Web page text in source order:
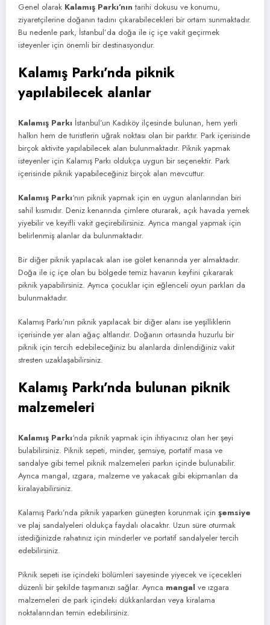
Genel olarak Kalamış Parkı’nın tarihi dokusu ve konumu,
ziyaretçilerine doğanın tadını çıkarabilecekleri bir ortam sunmaktadır.
Bu nedenle park, İstanbul’da doğa ile iç içe vakit geçirmek
isteyenler için önemli bir destinasyondur.
Kalamış Parkı’nda piknik
yapılabilecek alanlar
Kalamış Parkı İstanbul’un Kadıköy ilçesinde bulunan, hem yerli
halkın hem de turistlerin uğrak noktası olan bir parktır. Park içerisinde
birçok aktivite yapılabilecek alan bulunmaktadır. Piknik yapmak
isteyenler için Kalamış Parkı oldukça uygun bir seçenektir. Park
içerisinde piknik yapabileceğiniz birçok alan mevcuttur.
Kalamış Parkı‘nın piknik yapmak için en uygun alanlarından biri
sahil kısmıdır. Deniz kenarında çimlere oturarak, açık havada yemek
yiyebilir ve keyifli vakit geçirebilirsiniz. Ayrıca mangal yapmak için
belirlenmiş alanlar da bulunmaktadır.
Bir diğer piknik yapılacak alan ise gölet kenarında yer almaktadır.
Doğa ile iç içe olan bu bölgede temiz havanın keyfini çıkararak
piknik yapabilirsiniz. Ayrıca çocuklar için eğlenceli oyun parkları da
bulunmaktadır.
Kalamış Parkı’nın piknik yapılacak bir diğer alanı ise yeşilliklerin
içerisinde yer alan ağaç altlarıdır. Doğanın ortasında huzurlu bir
piknik için tercih edebileceğiniz bu alanlarda dinlendiğiniz vakit
stresten uzaklaşabilirsiniz.
Kalamış Parkı’nda bulunan piknik
malzemeleri
Kalamış Parkı‘nda piknik yapmak için ihtiyacınız olan her şeyi
bulabilirsiniz. Piknik sepeti, minder, şemsiye, portatif masa ve
sandalye gibi temel piknik malzemeleri parkın içinde bulunabilir.
Ayrıca mangal, ızgara, malzeme ve yakacak gibi ekipmanları da
kiralayabilirsiniz.
Kalamış Parkı’nda piknik yaparken güneşten korunmak için şemsiye
ve plaj sandalyeleri oldukça faydalı olacaktır. Uzun süre oturmak
istediğinizde rahatınız için minderler ve portatif sandalyeler tercih
edebilirsiniz.
Piknik sepeti ise içindeki bölümleri sayesinde yiyecek ve içecekleri
düzenli bir şekilde taşımanızı sağlar. Ayrıca mangal ve ızgara
malzemeleri de park içindeki dükkanlardan veya kiralama
noktalarından temin edebilirsiniz.